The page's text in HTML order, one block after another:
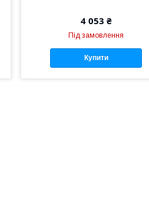
4 053 ₴
Під замовлення
Купити